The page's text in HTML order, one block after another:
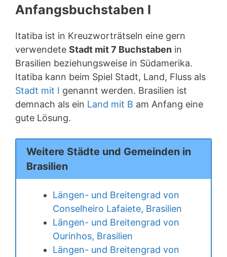
Anfangsbuchstaben I
Itatiba ist in Kreuzworträtseln eine gern
verwendete Stadt mit 7 Buchstaben in
Brasilien beziehungsweise in Südamerika.
Itatiba kann beim Spiel Stadt, Land, Fluss als
Stadt mit I genannt werden. Brasilien ist
demnach als ein Land mit B am Anfang eine
gute Lösung.
Weitere Städte und Gemeinden in
Brasilien
Längen- und Breitengrad von
Conselheiro Lafaiete, Brasilien
Längen- und Breitengrad von
Ourinhos, Brasilien
Längen- und Breitengrad von